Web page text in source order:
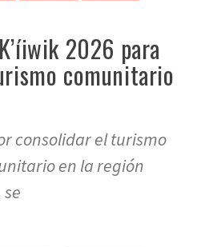
2026 para
comunitario
consolidar el turismo
en la región